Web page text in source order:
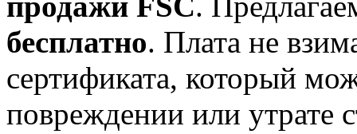
бесплатно. Плата не
сертификата, который
повреждении или утрате